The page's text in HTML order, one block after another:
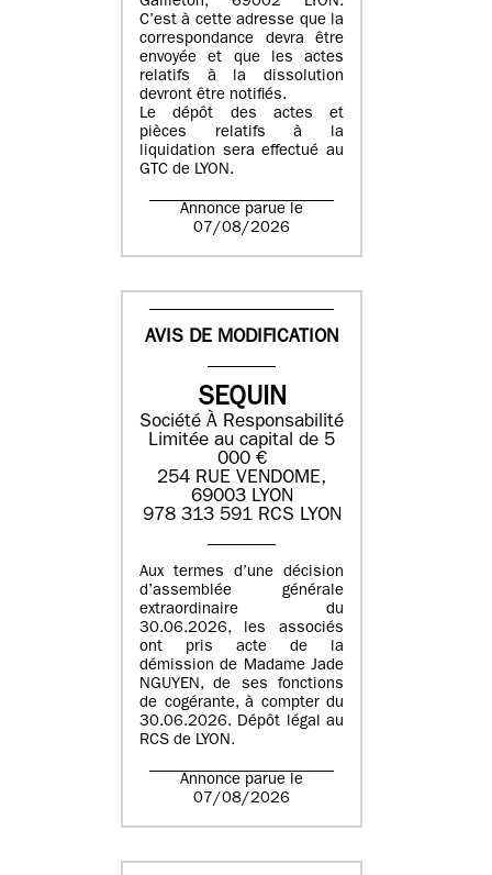
C’est à cette adresse que la
correspondance devra être
envoyée et que les actes
relatifs à la dissolution
devront être notifiés.
Le dépôt des actes et
pièces relatifs à la
liquidation sera effectué au
GTC de LYON.
Annonce parue le
07/08/2026
AVIS DE MODIFICATION
SEQUIN
Société À Responsabilité
Limitée au capital de 5
000 €
254 RUE VENDOME,
69003 LYON
978 313 591 RCS LYON
Aux termes d’une décision
d’assemblée générale
extraordinaire du
30.06.2026, les associés
ont pris acte de la
démission de Madame Jade
NGUYEN, de ses fonctions
de cogérante, à compter du
30.06.2026. Dépôt légal au
RCS de LYON.
Annonce parue le
07/08/2026